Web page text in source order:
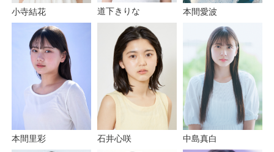
小寺結花 道下きりな 本間愛波
本間里彩 石井心咲 中島真白